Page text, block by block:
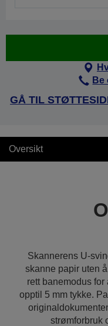
Be
GÅ TIL
Oversikt
Skannerens U-
skanne papir uten
rett banemodus
opptil 5 mm tykke.
strømforbruk